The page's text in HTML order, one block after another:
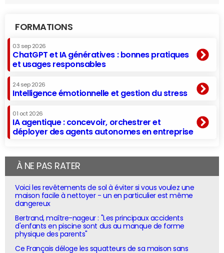
FORMATIONS
03 sep 2026
ChatGPT et IA génératives : bonnes pratiques
et usages responsables
24 sep 2026
Intelligence émotionnelle et gestion du stress
01 oct 2026
IA agentique : concevoir, orchestrer et
déployer des agents autonomes en entreprise
À NE PAS RATER
Voici les revêtements de sol à éviter si vous voulez une
maison facile à nettoyer - un en particulier est même
dangereux
Bertrand, maître-nageur : "Les principaux accidents
d'enfants en piscine sont dus au manque de forme
physique des parents"
Ce Français déloge les squatteurs de sa maison sans